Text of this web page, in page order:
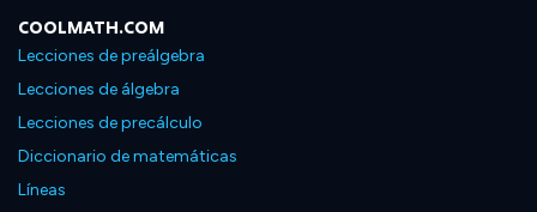
COOLMATH.COM
Lecciones de preálgebra
Lecciones de álgebra
Lecciones de precálculo
Diccionario de matemáticas
Líneas